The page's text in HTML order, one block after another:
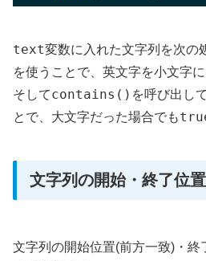
text変数に入れた文字列を次の
を使うことで、英文字を小文字に
そしてcontains() を呼び出し
とで、大文字だった場合でも
文字列の開始・終了位
文字列の開始位置(前方一致)・終